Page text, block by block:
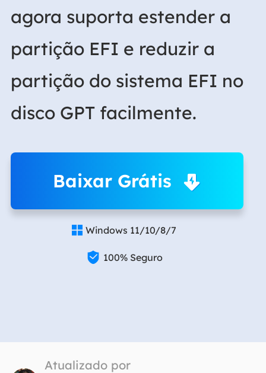
agora suporta estender a
partição EFI e reduzir a
partição do sistema EFI no
disco GPT facilmente.
Baixar Grátis
 Windows 11/10/8/7
 100% Seguro
Atualizado por